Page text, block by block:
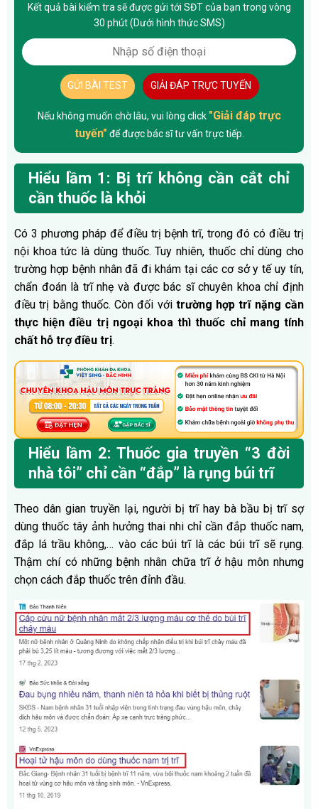
Kết quả bài kiểm tra sẽ được gửi tới SĐT của bạn trong vòng
30 phút (Dưới hình thức SMS)
GỬI BÀI TEST GIẢI ĐÁP TRỰC TUYẾN
Nếu không muốn chờ lâu, vui lòng click "Giải đáp trực
tuyến" để được bác sĩ tư vấn trực tiếp.
Hiểu lầm 1: Bị trĩ không cần cắt chỉ
cần thuốc là khỏi
Có 3 phương pháp để điều trị bệnh trĩ, trong đó có điều trị
nội khoa tức là dùng thuốc. Tuy nhiên, thuốc chỉ dùng cho
trường hợp bệnh nhân đã đi khám tại các cơ sở y tế uy tín,
chẩn đoán là trĩ nhẹ và được bác sĩ chuyên khoa chỉ định
điều trị bằng thuốc. Còn đối với trường hợp trĩ nặng cần
thực hiện điều trị ngoại khoa thì thuốc chỉ mang tính
chất hỗ trợ điều trị.
Hiểu lầm 2: Thuốc gia truyền “3 đời
nhà tôi” chỉ cần “đắp” là rụng búi trĩ
Theo dân gian truyền lại, người bị trĩ hay bà bầu bị trĩ sợ
dùng thuốc tây ảnh hưởng thai nhi chỉ cần đắp thuốc nam,
đắp lá trầu không,… vào các búi trĩ là các búi trĩ sẽ rụng.
Thậm chí có những bệnh nhân chữa trĩ ở hậu môn nhưng
chọn cách đắp thuốc trên đỉnh đầu.